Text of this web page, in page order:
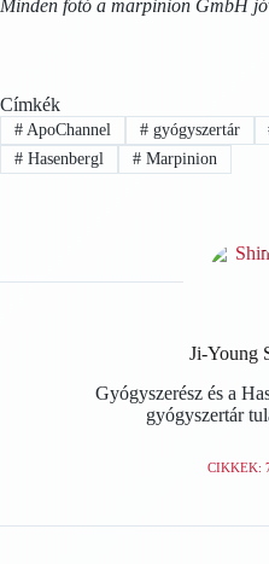
Minden fotó a marpinion GmbH
Címkék
#ApoChannel #gyógyszertár
#Hasenbergl #Marpinion
Ji-Young
Gyógyszerész és a
gyógyszertár
CIKKEK: